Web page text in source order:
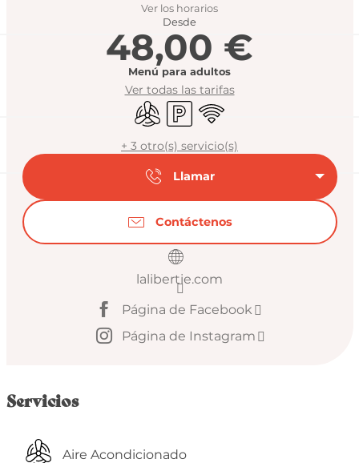
Ver los horarios
Desde
48,00 €
Menú para adultos
Ver todas las tarifas
Aire Acondicionado
Aparcamiento
Wifi
+ 3 otro(s) servicio(s)
Llamar
Contáctenos
lalibertie.com
Página de Facebook
Página de Instagram
Servicios
Aire Acondicionado